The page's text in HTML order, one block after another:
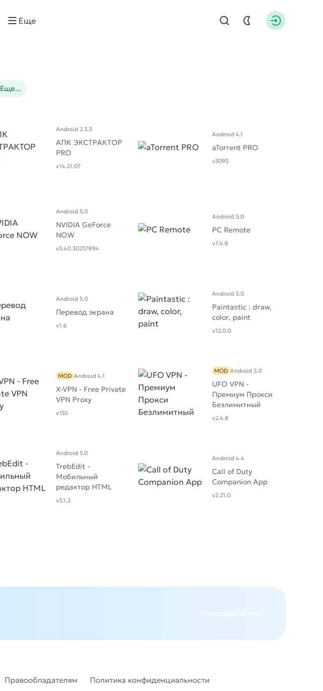
Найти
Еще
Еще...
АПК ЭКСТРАКТОР
PRO
Android 2.3.3
v14.21.07
aTorrent PRO
Android 4.1
v3093
NVIDIA GeForce
NOW
Android 5.0
v5.40.30237894
PC Remote
Android 5.0
v7.4.8
Перевод экрана
Android 5.0
v1.6
Paintastic : draw,
color, paint
Android 5.0
v12.0.0
X-VPN - Free Private
VPN Proxy
MOD Android 4.1
v155
UFO VPN -
Премиум Прокси
Безлимитный
MOD Android 5.0
v2.4.8
TrebEdit -
Мобильный
редактор HTML
Android 5.0
v3.1.2
Call of Duty
Companion App
Android 4.4
v2.21.0
Присоединиться
Правообладателям Политика конфиденциальности